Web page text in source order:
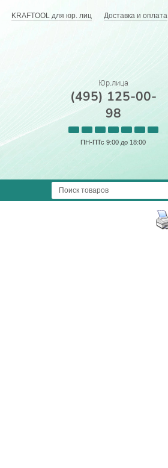
KRAFTOOL для юр. лиц Доставка и оплата
Юр.лица
(495) 125-00-
98
ПН-ПТс 9:00 до 18:00